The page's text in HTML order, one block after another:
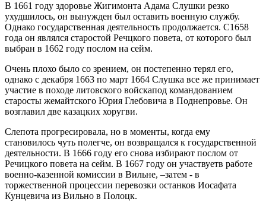
В 1661 году здоровье Жигимонта Адама Слушки резко
ухудшилось, он вынужден был оставить военную службу.
Однако государственная деятельность продолжается. С1658
года он являлся старостой Речцкого повета, от которого был
выбран в 1662 году послом на сейм.
Очень плохо было со зрением, он постепенно терял его,
однако с декабря 1663 по март 1664 Слушка все же принимает
участие в походе литовского войскапод командованием
старосты жемайтского Юрия Глебовича в Поднепровье. Он
возглавил две казацких хоругви.
Слепота прогресировала, но в моменты, когда ему
становилось чуть полегче, он возвращался к государственной
деятельности. В 1666 году его снова избирают послом от
Речицкого повета на сейм. В 1667 году он участвуетв работе
военно-казенной комиссии в Вильне, –затем - в
торжественной процессии перевозки останков Иосафата
Кунцевича из Вильно в Полоцк.